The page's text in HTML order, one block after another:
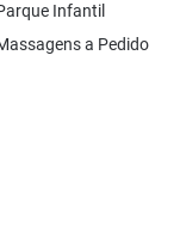
Infantil
a Pedido